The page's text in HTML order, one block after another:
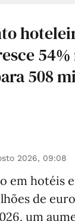
54%
508
2026, 09:08
em hotéis
de
um